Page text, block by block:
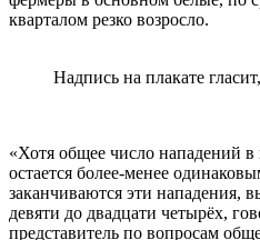
кварталом резко возросло.
Надпись на плакате
«Хотя общее число нападений
остается более-менее
заканчиваются эти нападения,
девяти до двадцати четырёх,
представитель по вопросам